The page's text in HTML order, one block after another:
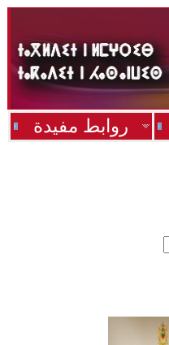
روابط مفيدة